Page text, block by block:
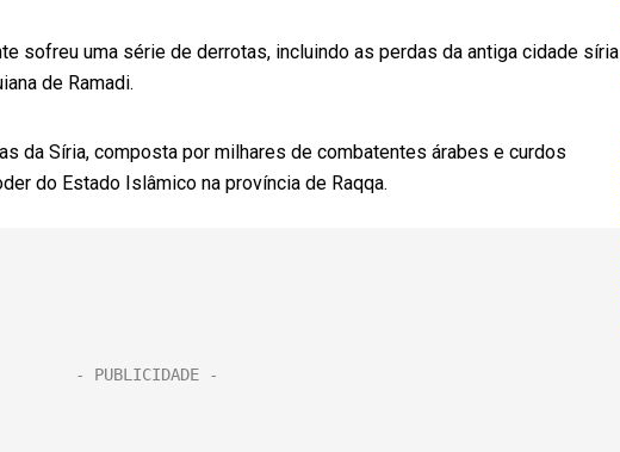
sofreu uma série de derrotas, incluindo as perdas da antiga cidade síria
de Ramadi.
da Síria, composta por milhares de combatentes árabes e curdos
do Estado Islâmico na província de Raqqa.